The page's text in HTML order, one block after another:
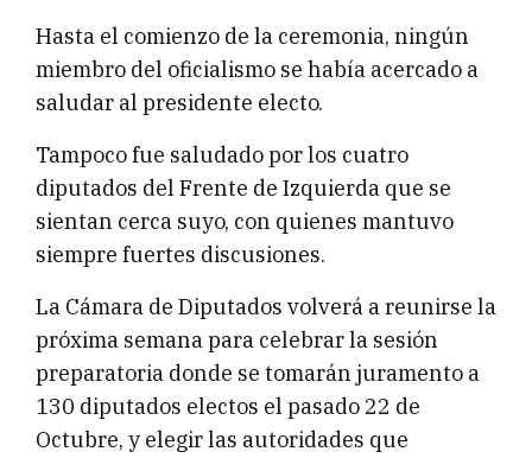
Hasta el comienzo de la ceremonia, ningún
miembro del oficialismo se había acercado a
saludar al presidente electo.
Tampoco fue saludado por los cuatro
diputados del Frente de Izquierda que se
sientan cerca suyo, con quienes mantuvo
siempre fuertes discusiones.
La Cámara de Diputados volverá a reunirse la
próxima semana para celebrar la sesión
preparatoria donde se tomarán juramento a
130 diputados electos el pasado 22 de
Octubre, y elegir las autoridades que